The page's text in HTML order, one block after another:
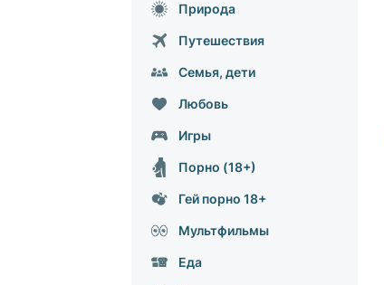
Природа
Путешествия
Семья, дети
Любовь
Игры
Порно (18+)
Гей порно 18+
Мультфильмы
Еда